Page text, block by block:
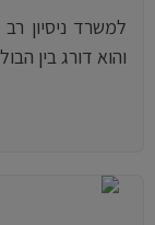
למשרד ניסיון
והוא דורג בין